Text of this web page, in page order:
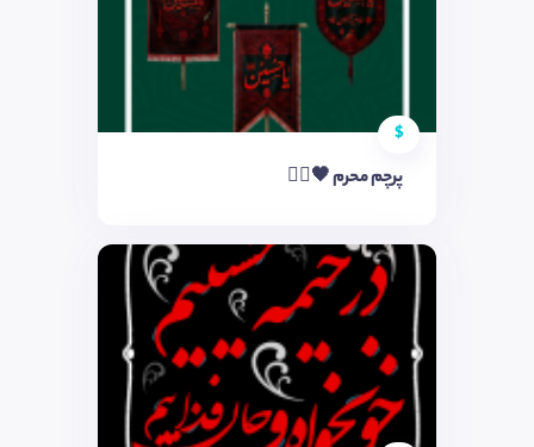
$
پرچم محرم 🖤✋🏻